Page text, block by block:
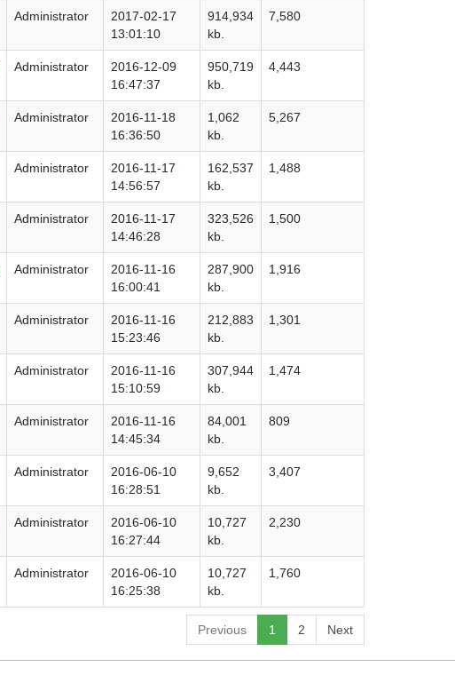
Administrator
2017-02-17
13:01:10
914,934
kb.
7,580
Administrator
2016-12-09
16:47:37
950,719
kb.
4,443
Administrator
2016-11-18
16:36:50
1,062
kb.
5,267
Administrator
2016-11-17
14:56:57
162,537
kb.
1,488
Administrator
2016-11-17
14:46:28
323,526
kb.
1,500
Administrator
2016-11-16
16:00:41
287,900
kb.
1,916
Administrator
2016-11-16
15:23:46
212,883
kb.
1,301
Administrator
2016-11-16
15:10:59
307,944
kb.
1,474
Administrator
2016-11-16
14:45:34
84,001
kb.
809
Administrator
2016-06-10
16:28:51
9,652
kb.
3,407
Administrator
2016-06-10
16:27:44
10,727
kb.
2,230
Administrator
2016-06-10
16:25:38
10,727
kb.
1,760
Previous 1 2 Next